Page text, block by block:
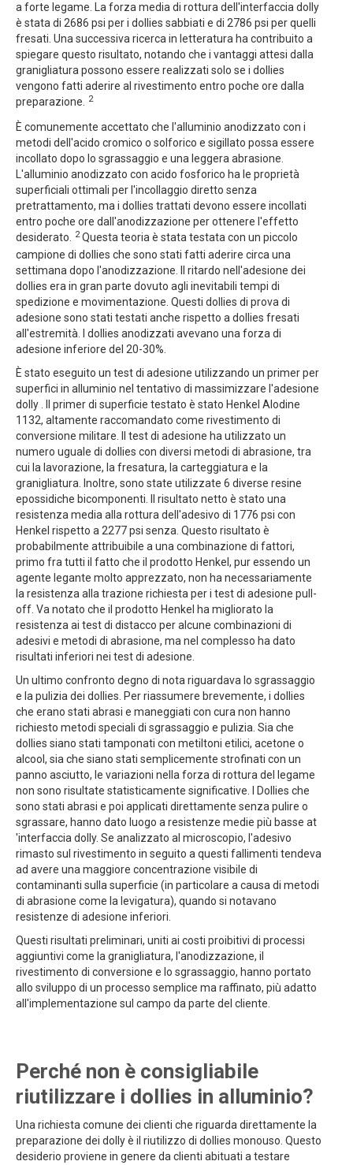
a forte legame. La forza media di rottura dell'interfaccia dolly
è stata di 2686 psi per i dollies sabbiati e di 2786 psi per quelli
fresati. Una successiva ricerca in letteratura ha contribuito a
spiegare questo risultato, notando che i vantaggi attesi dalla
granigliatura possono essere realizzati solo se i dollies
vengono fatti aderire al rivestimento entro poche ore dalla
preparazione.
2
È comunemente accettato che l'alluminio anodizzato con i
metodi dell'acido cromico o solforico e sigillato possa essere
incollato dopo lo sgrassaggio e una leggera abrasione.
L'alluminio anodizzato con acido fosforico ha le proprietà
superficiali ottimali per l'incollaggio diretto senza
pretrattamento, ma i dollies trattati devono essere incollati
entro poche ore dall'anodizzazione per ottenere l'effetto
desiderato.
2Questa teoria è stata testata con un piccolo
campione di dollies che sono stati fatti aderire circa una
settimana dopo l'anodizzazione. Il ritardo nell'adesione dei
dollies era in gran parte dovuto agli inevitabili tempi di
spedizione e movimentazione. Questi dollies di prova di
adesione sono stati testati anche rispetto a dollies fresati
all'estremità. I dollies anodizzati avevano una forza di
adesione inferiore del 20-30%.
È stato eseguito un test di adesione utilizzando un primer per
superfici in alluminio nel tentativo di massimizzare l'adesione
dolly . Il primer di superficie testato è stato Henkel Alodine
1132, altamente raccomandato come rivestimento di
conversione militare. Il test di adesione ha utilizzato un
numero uguale di dollies con diversi metodi di abrasione, tra
cui la lavorazione, la fresatura, la carteggiatura e la
granigliatura. Inoltre, sono state utilizzate 6 diverse resine
epossidiche bicomponenti. Il risultato netto è stato una
resistenza media alla rottura dell'adesivo di 1776 psi con
Henkel rispetto a 2277 psi senza. Questo risultato è
probabilmente attribuibile a una combinazione di fattori,
primo fra tutti il fatto che il prodotto Henkel, pur essendo un
agente legante molto apprezzato, non ha necessariamente
la resistenza alla trazione richiesta per i test di adesione pull-
off. Va notato che il prodotto Henkel ha migliorato la
resistenza ai test di distacco per alcune combinazioni di
adesivi e metodi di abrasione, ma nel complesso ha dato
risultati inferiori nei test di adesione.
Un ultimo confronto degno di nota riguardava lo sgrassaggio
e la pulizia dei dollies. Per riassumere brevemente, i dollies
che erano stati abrasi e maneggiati con cura non hanno
richiesto metodi speciali di sgrassaggio e pulizia. Sia che
dollies siano stati tamponati con metiltoni etilici, acetone o
alcool, sia che siano stati semplicemente strofinati con un
panno asciutto, le variazioni nella forza di rottura del legame
non sono risultate statisticamente significative. I Dollies che
sono stati abrasi e poi applicati direttamente senza pulire o
sgrassare, hanno dato luogo a resistenze medie più basse at
'interfaccia dolly. Se analizzato al microscopio, l'adesivo
rimasto sul rivestimento in seguito a questi fallimenti tendeva
ad avere una maggiore concentrazione visibile di
contaminanti sulla superficie (in particolare a causa di metodi
di abrasione come la levigatura), quando si notavano
resistenze di adesione inferiori.
Questi risultati preliminari, uniti ai costi proibitivi di processi
aggiuntivi come la granigliatura, l'anodizzazione, il
rivestimento di conversione e lo sgrassaggio, hanno portato
allo sviluppo di un processo semplice ma raffinato, più adatto
all'implementazione sul campo da parte del cliente.
Perché non è consigliabile
riutilizzare i dollies in alluminio?
Una richiesta comune dei clienti che riguarda direttamente la
preparazione dei dolly è il riutilizzo di dollies monouso. Questo
desiderio proviene in genere da clienti abituati a testare